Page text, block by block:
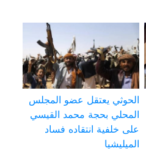
الحوثي يعتقل عضو المجلس
المحلي بحجة محمد القيسي
على خلفية انتقاده فساد
الميليشيا